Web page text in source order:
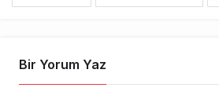
Bir Yorum Yaz